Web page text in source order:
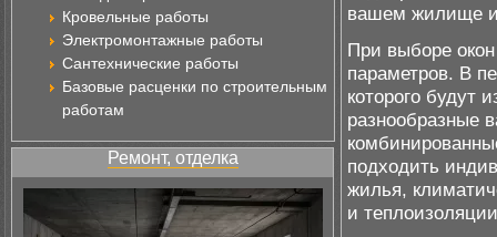
Кровельные работы
Электромонтажные работы
Сантехнические работы
Базовые расценки по строительным
работам
Ремонт, отделка
вашем жилище и
При выборе
параметров. В
которого будут
разнообразные
подходить
жилья,
и